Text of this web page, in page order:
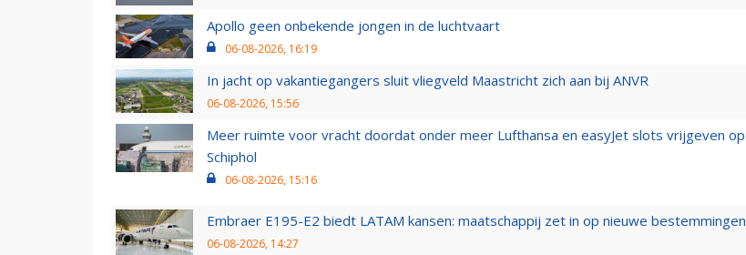
Apollo geen onbekende jongen in de luchtvaart
06-08-2026, 16:19
In jacht op vakantiegangers sluit vliegveld Maastricht zich aan bij ANVR
06-08-2026, 15:56
Meer ruimte voor vracht doordat onder meer Lufthansa en easyJet slots vrijgeven op
Schiphol
06-08-2026, 15:16
Embraer E195-E2 biedt LATAM kansen: maatschappij zet in op nieuwe bestemmingen
06-08-2026, 14:27